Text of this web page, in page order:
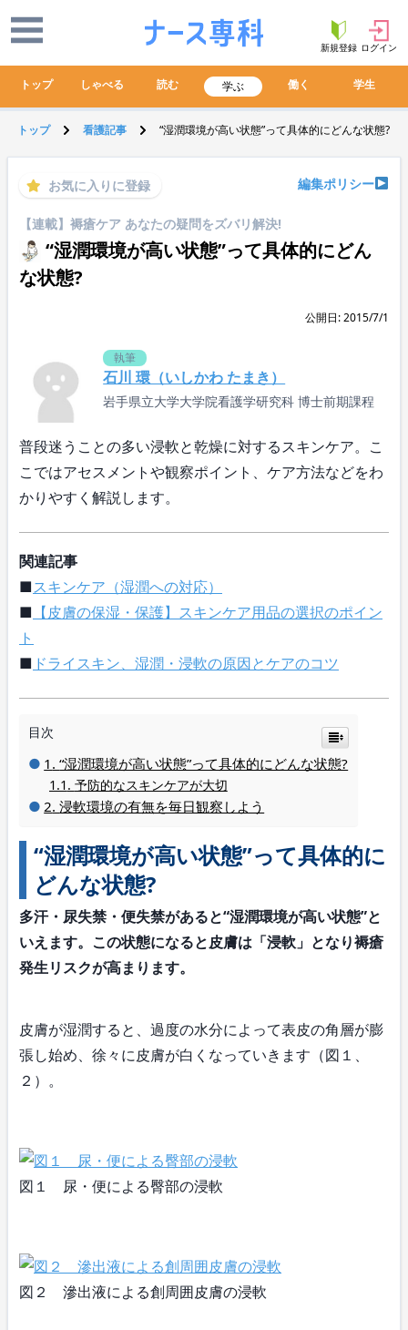
新規登録 ログイン
トップ しゃべる 読む 学ぶ 働く 学生
トップ 看護記事 “湿潤環境が高い状態”って具体的にどんな状態?
お気に入りに登録 編集ポリシー
【連載】褥瘡ケア あなたの疑問をズバリ解決!
“湿潤環境が高い状態”って具体的にどん
な状態?
公開日: 2015/7/1
執筆
石川 環（いしかわ たまき）
岩手県立大学大学院看護学研究科 博士前期課程
普段迷うことの多い浸軟と乾燥に対するスキンケア。こ
こではアセスメントや観察ポイント、ケア方法などをわ
かりやすく解説します。
関連記事
■スキンケア（湿潤への対応）
■ 【皮膚の保湿・保護】スキンケア用品の選択のポイン
ト
■ ドライスキン、湿潤・浸軟の原因とケアのコツ
目次
“湿潤環境が高い状態”って具体的にどんな状態?
予防的なスキンケアが大切
浸軟環境の有無を毎日観察しよう
“湿潤環境が高い状態”って具体的に
どんな状態?
多汗・尿失禁・便失禁があると“湿潤環境が高い状態”と
いえます。この状態になると皮膚は「浸軟」となり褥瘡
発生リスクが高まります。
皮膚が湿潤すると、過度の水分によって表皮の角層が膨
張し始め、徐々に皮膚が白くなっていきます（図１、
２）。
図１ 尿・便による臀部の浸軟
図２ 滲出液による創周囲皮膚の浸軟